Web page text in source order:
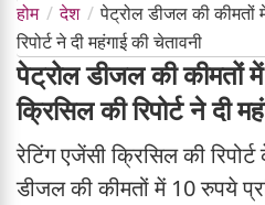
होम देश
पेट्रोल डीजल की कीमतों
रिपोर्ट ने दी महंगाई की चेतावनी
पेट्रोल डीजल की कीमतों
क्रिसिल की रिपोर्ट ने दी
रेटिंग एजेंसी क्रिसिल की
डीजल की कीमतों में 10 रुपये